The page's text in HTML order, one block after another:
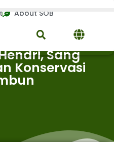
About SOB
Sang
Konservasi